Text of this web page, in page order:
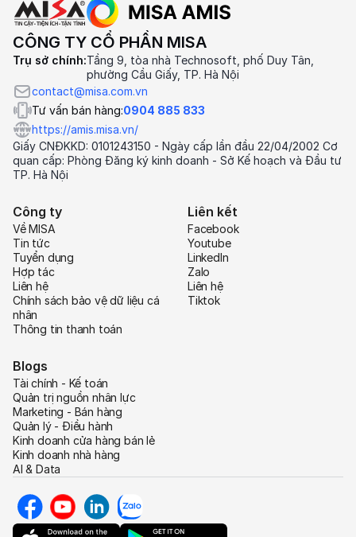
CÔNG TY CỔ PHẦN MISA
Trụ sở chính:Tầng 9, tòa nhà Technosoft, phố Duy Tân,
phường Cầu Giấy, TP. Hà Nội
contact@misa.com.vn
Tư vấn bán hàng:0904 885 833
https://amis.misa.vn/
Giấy CNĐKKD: 0101243150 - Ngày cấp lần đầu 22/04/2002 Cơ
quan cấp: Phòng Đăng ký kinh doanh - Sở Kế hoạch và Đầu tư
TP. Hà Nội
Công ty
Về MISA
Tin tức
Tuyển dụng
Hợp tác
Liên hệ
Chính sách bảo vệ dữ liệu cá
nhân
Thông tin thanh toán
Liên kết
Facebook
Youtube
LinkedIn
Zalo
Liên hệ
Tiktok
Blogs
Tài chính - Kế toán
Quản trị nguồn nhân lực
Marketing - Bán hàng
Quản lý - Điều hành
Kinh doanh cửa hàng bán lẻ
Kinh doanh nhà hàng
AI & Data